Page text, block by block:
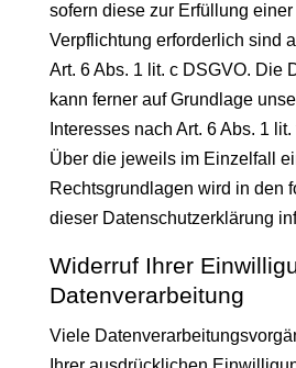
sofern diese zur Erfüllung
Verpflichtung erforderlich sind
Art. 6 Abs. 1 lit. c DSGVO. Die
kann ferner auf Grundlage
Interesses nach Art. 6 Abs. 1
Über die jeweils im Einzelfall
Rechtsgrundlagen wird in den
dieser Datenschutzerklärung
Widerruf Ihrer
Datenverarbeitung
Viele